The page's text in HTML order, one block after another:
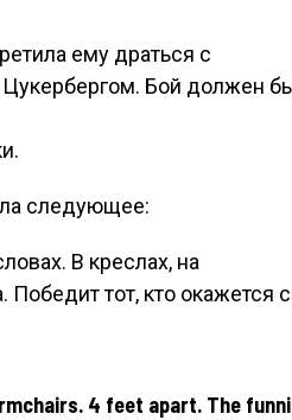
ему драться с
Бой должен
следующее:
В креслах, на
Победит тот, кто окажется
4 feet apart. The